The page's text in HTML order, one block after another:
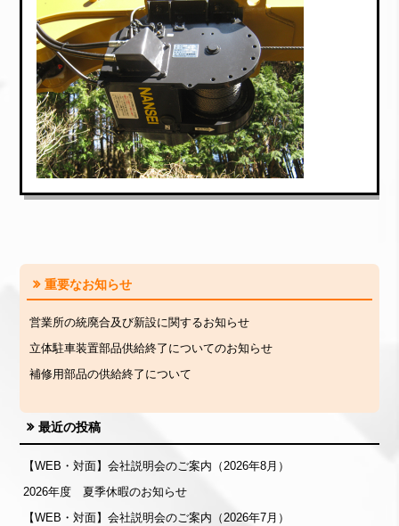
重要なお知らせ
営業所の統廃合及び新設に関するお知らせ
立体駐車装置部品供給終了についてのお知らせ
補修用部品の供給終了について
最近の投稿
【WEB・対面】会社説明会のご案内（2026年8月）
2026年度 夏季休暇のお知らせ
【WEB・対面】会社説明会のご案内（2026年7月）